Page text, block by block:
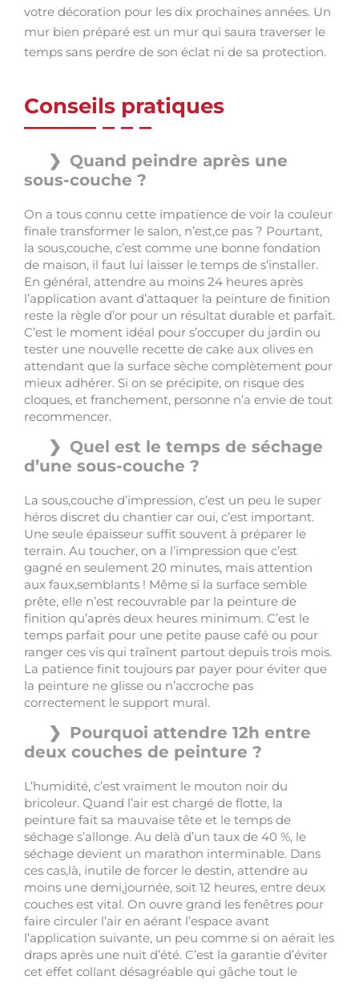
votre décoration pour les dix prochaines années. Un
mur bien préparé est un mur qui saura traverser le
temps sans perdre de son éclat ni de sa protection.
Conseils pratiques
Quand peindre après une
sous-couche ?
On a tous connu cette impatience de voir la couleur
finale transformer le salon, n’est,ce pas ? Pourtant,
la sous,couche, c’est comme une bonne fondation
de maison, il faut lui laisser le temps de s’installer.
En général, attendre au moins 24 heures après
l’application avant d’attaquer la peinture de finition
reste la règle d’or pour un résultat durable et parfait.
C’est le moment idéal pour s’occuper du jardin ou
tester une nouvelle recette de cake aux olives en
attendant que la surface sèche complètement pour
mieux adhérer. Si on se précipite, on risque des
cloques, et franchement, personne n’a envie de tout
recommencer.
Quel est le temps de séchage
d’une sous-couche ?
La sous,couche d’impression, c’est un peu le super
héros discret du chantier car oui, c’est important.
Une seule épaisseur suffit souvent à préparer le
terrain. Au toucher, on a l’impression que c’est
gagné en seulement 20 minutes, mais attention
aux faux,semblants ! Même si la surface semble
prête, elle n’est recouvrable par la peinture de
finition qu’après deux heures minimum. C’est le
temps parfait pour une petite pause café ou pour
ranger ces vis qui traînent partout depuis trois mois.
La patience finit toujours par payer pour éviter que
la peinture ne glisse ou n’accroche pas
correctement le support mural.
Pourquoi attendre 12h entre
deux couches de peinture ?
L’humidité, c’est vraiment le mouton noir du
bricoleur. Quand l’air est chargé de flotte, la
peinture fait sa mauvaise tête et le temps de
séchage s’allonge. Au delà d’un taux de 40 %, le
séchage devient un marathon interminable. Dans
ces cas,là, inutile de forcer le destin, attendre au
moins une demi,journée, soit 12 heures, entre deux
couches est vital. On ouvre grand les fenêtres pour
faire circuler l’air en aérant l’espace avant
l’application suivante, un peu comme si on aérait les
draps après une nuit d’été. C’est la garantie d’éviter
cet effet collant désagréable qui gâche tout le